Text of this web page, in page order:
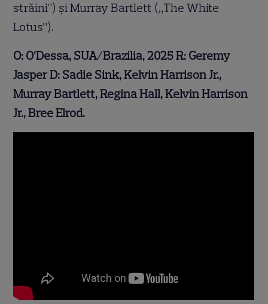
străini”) și Murray Bartlett („The White
Lotus”).
O: O’Dessa, SUA/Brazilia, 2025R: Geremy
Jasper D: Sadie Sink, Kelvin Harrison Jr.,
Murray Bartlett, Regina Hall, Kelvin Harrison
Jr., Bree Elrod.